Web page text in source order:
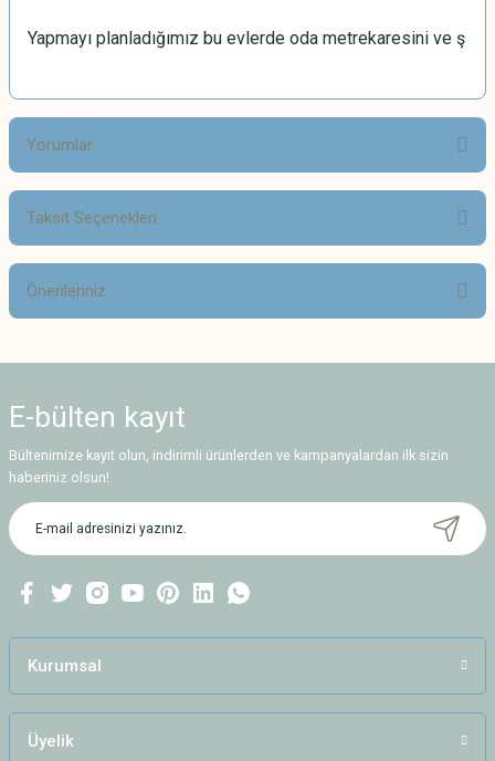
Yapmayı planladığımız bu evlerde oda metrekaresini ve ş
Yorumlar
Bu ürüne ilk yorumu siz yapın!
Taksit Seçenekleri
Önerileriniz
Görüş ve önerileriniz için teşekkür ederiz.
Ürün resmi kalitesiz, bozuk veya görüntülenemiyor.
Ürün açıklamasında eksik bilgiler bulunuyor.
Ürün bilgilerinde hatalar bulunuyor.
Bu ürüne benzer farklı alternatifler olmalı.
E-bülten kayıt
Bültenimize kayıt olun, indirimli ürünlerden ve kampanyalardan ilk sizin
haberiniz olsun!
Kurumsal
Üyelik